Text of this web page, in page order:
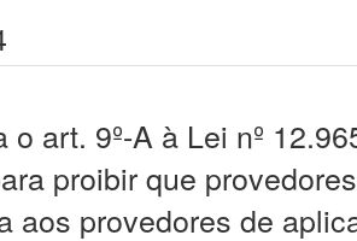
o art. 9º-A à Lei nº
proibir que
aos provedores de